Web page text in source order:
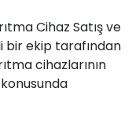
Cihaz Satış ve
bir ekip tarafından
cihazlarının